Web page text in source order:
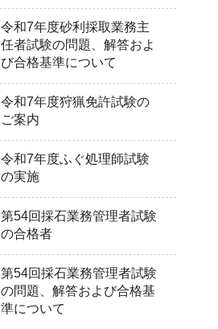
令和7年度砂利採取業務主
任者試験の問題、解答およ
び合格基準について
令和7年度狩猟免許試験の
ご案内
令和7年度ふぐ処理師試験
の実施
第54回採石業務管理者試験
の合格者
第54回採石業務管理者試験
の問題、解答および合格基
準について